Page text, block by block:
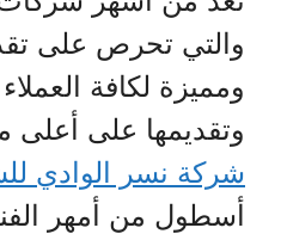
والتي تحرص على
ومميزة لكافة
وتقديمها على
شركة نسر الوادي
أسطول من أمهر